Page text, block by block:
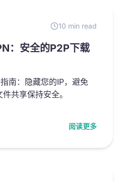
10 min read
：安全的P2P下载
南：隐藏您的IP，避免
共享保持安全。
阅读更多